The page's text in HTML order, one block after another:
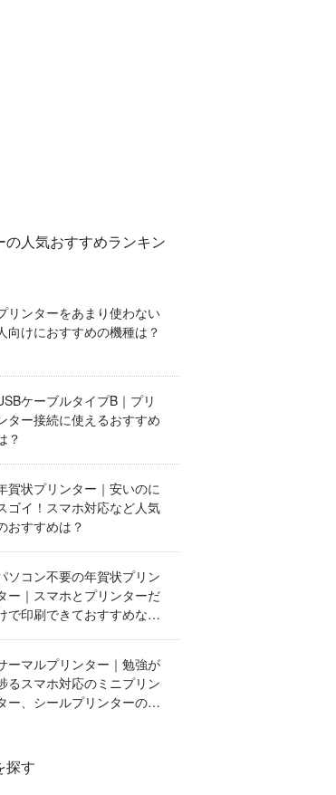
の人気おすすめランキン
リンターをあまり使わない
向けにおすすめの機種は？
ケーブルタイプB｜プリ
ター接続に使えるおすすめ
？
賀状プリンター｜安いのに
ゴイ！スマホ対応など人気
おすすめは？
ソコン不要の年賀状プリン
ー｜スマホとプリンターだ
で印刷できておすすめなの
ーマルプリンター｜勉強が
るスマホ対応のミニプリン
ー、シールプリンターのお
探す